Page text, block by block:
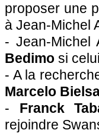
proposer une
à Jean-Michel
- Jean-
Bedimo si
- A la
Marcelo
- Franck
rejoindre